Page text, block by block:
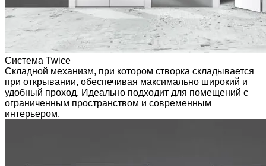
Система Twice
Складной механизм, при котором створка складывается
при открывании, обеспечивая максимально широкий и
удобный проход. Идеально подходит для помещений с
ограниченным пространством и современным
интерьером.